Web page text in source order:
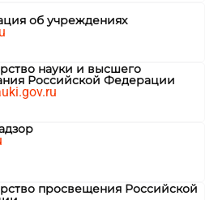
об учреждениях
науки и высшего
Российской Федерации
просвещения Российской